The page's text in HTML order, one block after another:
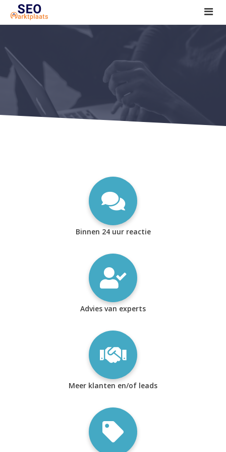
SEO tools reviews
Marketeer bij jou in de buurt?
Offerte
1. Seo voor beginners +
2. Onderzoeken +
Binnen 24 uur reactie
Advies van experts
Meer klanten en/of leads